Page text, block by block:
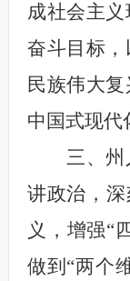
成社会主
奋斗目标
民族伟大
中国式现代
三、州
讲政治，
义，增强“
做到“两个